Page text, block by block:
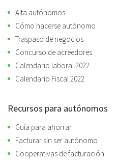
Alta autónomos
Cómo hacerse autónomo
Traspaso de negocios
Concurso de acreedores
Calendario laboral 2022
Calendario Fiscal 2022
Recursos para autónomos
Guía para ahorrar
Facturar sin ser autónomo
Cooperativas de facturación